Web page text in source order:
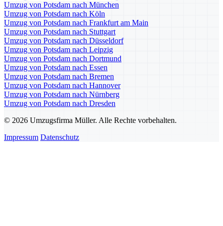
Umzug von Potsdam nach München
Umzug von Potsdam nach Köln
Umzug von Potsdam nach Frankfurt am Main
Umzug von Potsdam nach Stuttgart
Umzug von Potsdam nach Düsseldorf
Umzug von Potsdam nach Leipzig
Umzug von Potsdam nach Dortmund
Umzug von Potsdam nach Essen
Umzug von Potsdam nach Bremen
Umzug von Potsdam nach Hannover
Umzug von Potsdam nach Nürnberg
Umzug von Potsdam nach Dresden
© 2026 Umzugsfirma Müller. Alle Rechte vorbehalten.
Impressum Datenschutz